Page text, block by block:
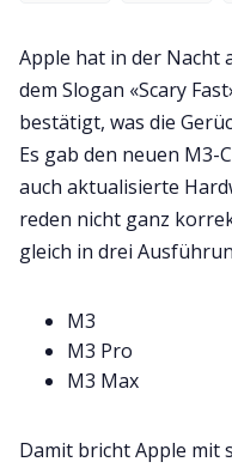
Apple hat in der Nacht
dem Slogan «Scary
bestätigt, was die
Es gab den neuen M3-
auch aktualisierte
reden nicht ganz
gleich in drei
M3
M3 Pro
M3 Max
Damit bricht Apple mit